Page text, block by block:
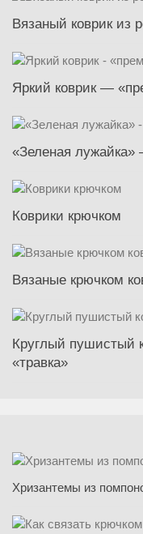
Вязаный коврик из
Яркий коврик —
«Зеленая лужайка»
Коврики крючком
Вязаные крючком
Круглый пушистый
«травка»
Хризантемы из